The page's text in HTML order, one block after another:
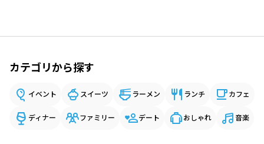
カテゴリから探す
イベント スイーツ ラーメン ランチ カフェ
ディナー ファミリー デート おしゃれ 音楽